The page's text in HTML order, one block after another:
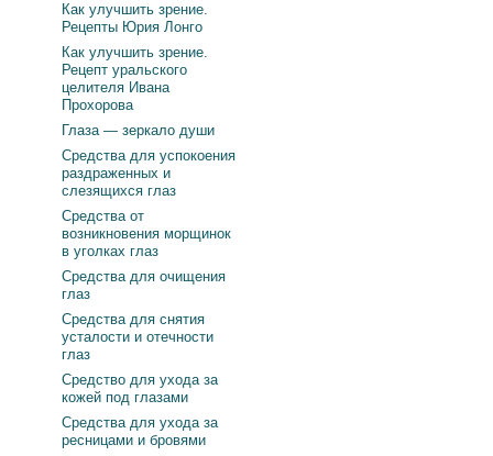
Как улучшить зрение.
Рецепты Юрия Лонго
Как улучшить зрение.
Рецепт уральского
целителя Ивана
Прохорова
Глаза — зеркало души
Средства для успокоения
раздраженных и
слезящихся глаз
Средства от
возникновения морщинок
в уголках глаз
Средства для очищения
глаз
Средства для снятия
усталости и отечности
глаз
Средство для ухода за
кожей под глазами
Средства для ухода за
ресницами и бровями